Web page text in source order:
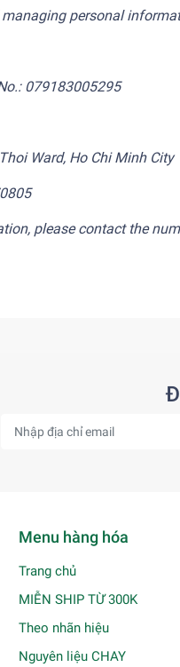
personal
079183005295
Ward, Ho Chi Minh City
please contact the
Menu hàng hóa
Trang chủ
MIỄN SHIP TỪ 300K
Theo nhãn hiệu
Nguyên liệu CHAY